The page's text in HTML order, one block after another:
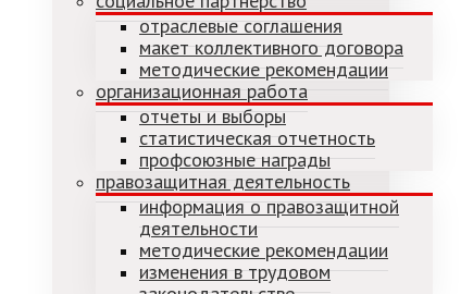
отраслевые соглашения
макет коллективного договора
методические рекомендации
организационная работа
отчеты и выборы
статистическая отчетность
профсоюзные награды
правозащитная деятельность
информация о правозащитной
деятельности
методические рекомендации
изменения в трудовом